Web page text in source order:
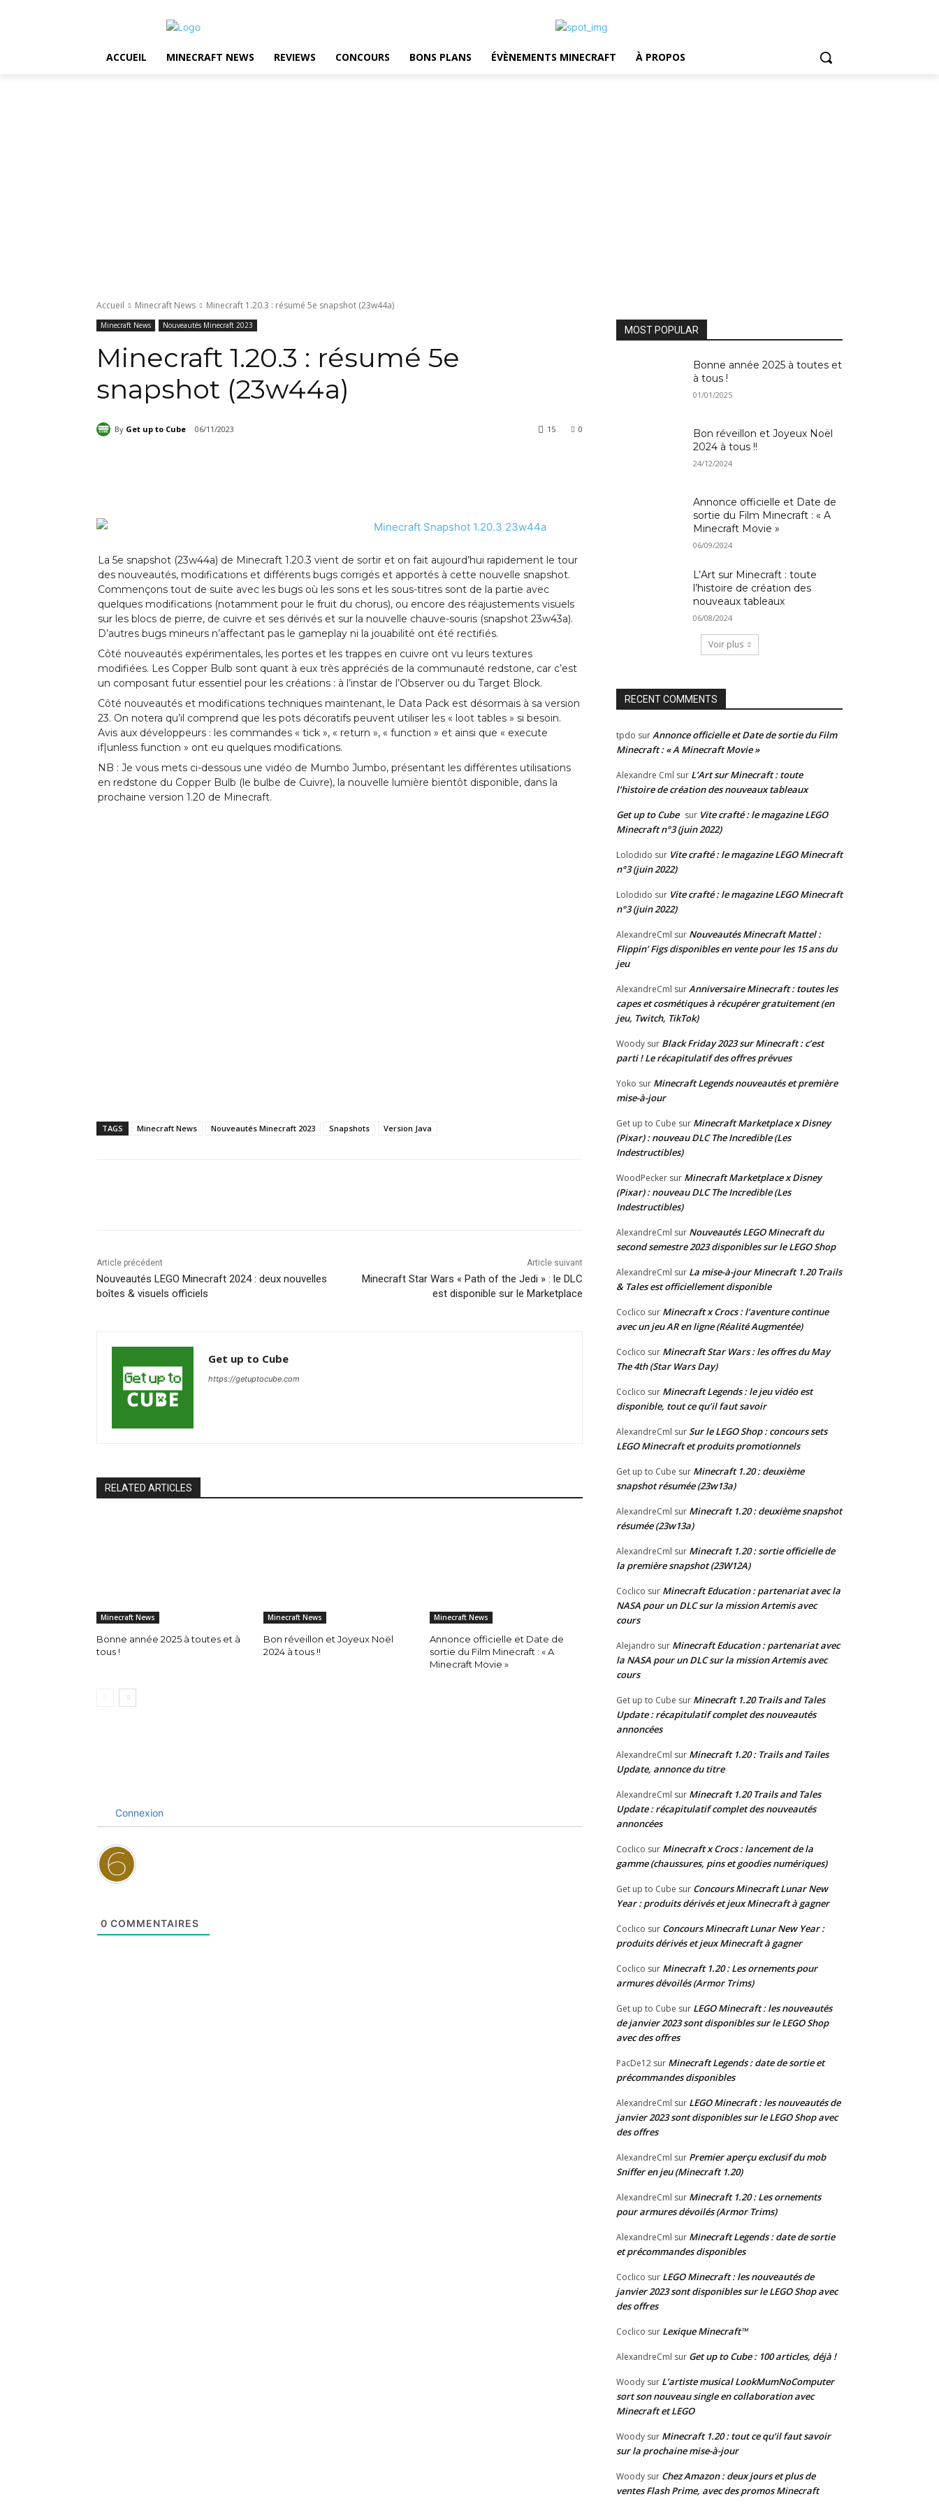
ACCUEIL MINECRAFT NEWS REVIEWS CONCOURS BONS PLANS ÉVÈNEMENTS MINECRAFT À PROPOS
Accueil Minecraft News Minecraft 1.20.3 : résumé 5e snapshot (23w44a)
Minecraft News Nouveautés Minecraft 2023
Minecraft 1.20.3 : résumé 5e
snapshot (23w44a)
By Get up to Cube 06/11/2023 0
15
La 5e snapshot (23w44a) de Minecraft 1.20.3 vient de sortir et on fait aujourd’hui rapidement le tour
des nouveautés, modifications et différents bugs corrigés et apportés à cette nouvelle snapshot.
Commençons tout de suite avec les bugs où les sons et les sous-titres sont de la partie avec
quelques modifications (notamment pour le fruit du chorus), ou encore des réajustements visuels
sur les blocs de pierre, de cuivre et ses dérivés et sur la nouvelle chauve-souris (snapshot 23w43a).
D’autres bugs mineurs n’affectant pas le gameplay ni la jouabilité ont été rectifiés.
Côté nouveautés expérimentales, les portes et les trappes en cuivre ont vu leurs textures
modifiées. Les Copper Bulb sont quant à eux très appréciés de la communauté redstone, car c’est
un composant futur essentiel pour les créations : à l’instar de l’Observer ou du Target Block.
Côté nouveautés et modifications techniques maintenant, le Data Pack est désormais à sa version
23. On notera qu’il comprend que les pots décoratifs peuvent utiliser les « loot tables » si besoin.
Avis aux développeurs : les commandes « tick », « return », « function » et ainsi que « execute
if|unless function » ont eu quelques modifications.
NB : Je vous mets ci-dessous une vidéo de Mumbo Jumbo, présentant les différentes utilisations
en redstone du Copper Bulb (le bulbe de Cuivre), la nouvelle lumière bientôt disponible, dans la
prochaine version 1.20 de Minecraft.
TAGS Minecraft News Nouveautés Minecraft 2023 Snapshots Version Java
Article précédent
Nouveautés LEGO Minecraft 2024 : deux nouvelles
boîtes & visuels officiels
Article suivant
Minecraft Star Wars « Path of the Jedi » : le DLC
est disponible sur le Marketplace
Get up to Cube
https://getuptocube.com
RELATED ARTICLES
Minecraft News
Bonne année 2025 à toutes et à
tous !
Minecraft News
Bon réveillon et Joyeux Noël
2024 à tous !!
Minecraft News
Annonce officielle et Date de
sortie du Film Minecraft : « A
Minecraft Movie »
Connexion
0 COMMENTAIRES
MOST POPULAR
Bonne année 2025 à toutes et
à tous !
01/01/2025
Bon réveillon et Joyeux Noël
2024 à tous !!
24/12/2024
Annonce officielle et Date de
sortie du Film Minecraft : « A
Minecraft Movie »
06/09/2024
L’Art sur Minecraft : toute
l’histoire de création des
nouveaux tableaux
06/08/2024
Voir plus
RECENT COMMENTS
tpdo surAnnonce officielle et Date de sortie du Film
Minecraft : « A Minecraft Movie »
Alexandre Cml sur L’Art sur Minecraft : toute
l’histoire de création des nouveaux tableaux
Get up to Cube sur Vite crafté : le magazine LEGO
Minecraft n°3 (juin 2022)
Lolodido sur Vite crafté : le magazine LEGO Minecraft
n°3 (juin 2022)
Lolodido sur Vite crafté : le magazine LEGO Minecraft
n°3 (juin 2022)
AlexandreCml sur Nouveautés Minecraft Mattel :
Flippin’ Figs disponibles en vente pour les 15 ans du
jeu
AlexandreCml surAnniversaire Minecraft : toutes les
capes et cosmétiques à récupérer gratuitement (en
jeu, Twitch, TikTok)
Woody sur Black Friday 2023 sur Minecraft : c’est
parti ! Le récapitulatif des offres prévues
Yoko sur Minecraft Legends nouveautés et première
mise-à-jour
Get up to Cube sur Minecraft Marketplace x Disney
(Pixar) : nouveau DLC The Incredible (Les
Indestructibles)
WoodPecker sur Minecraft Marketplace x Disney
(Pixar) : nouveau DLC The Incredible (Les
Indestructibles)
AlexandreCml sur Nouveautés LEGO Minecraft du
second semestre 2023 disponibles sur le LEGO Shop
AlexandreCml sur La mise-à-jour Minecraft 1.20 Trails
& Tales est officiellement disponible
Coclico sur Minecraft x Crocs : l’aventure continue
avec un jeu AR en ligne (Réalité Augmentée)
Coclico sur Minecraft Star Wars : les offres du May
The 4th (Star Wars Day)
Coclico sur Minecraft Legends : le jeu vidéo est
disponible, tout ce qu’il faut savoir
AlexandreCml surSur le LEGO Shop : concours sets
LEGO Minecraft et produits promotionnels
Get up to Cube sur Minecraft 1.20 : deuxième
snapshot résumée (23w13a)
AlexandreCml sur Minecraft 1.20 : deuxième snapshot
résumée (23w13a)
AlexandreCml sur Minecraft 1.20 : sortie officielle de
la première snapshot (23W12A)
Coclico sur Minecraft Education : partenariat avec la
NASA pour un DLC sur la mission Artemis avec
cours
Alejandro sur Minecraft Education : partenariat avec
la NASA pour un DLC sur la mission Artemis avec
cours
Get up to Cube sur Minecraft 1.20 Trails and Tales
Update : récapitulatif complet des nouveautés
annoncées
AlexandreCml sur Minecraft 1.20 : Trails and Tailes
Update, annonce du titre
AlexandreCml sur Minecraft 1.20 Trails and Tales
Update : récapitulatif complet des nouveautés
annoncées
Coclico sur Minecraft x Crocs : lancement de la
gamme (chaussures, pins et goodies numériques)
Get up to Cube sur Concours Minecraft Lunar New
Year : produits dérivés et jeux Minecraft à gagner
Coclico sur Concours Minecraft Lunar New Year :
produits dérivés et jeux Minecraft à gagner
Coclico sur Minecraft 1.20 : Les ornements pour
armures dévoilés (Armor Trims)
Get up to Cube sur LEGO Minecraft : les nouveautés
de janvier 2023 sont disponibles sur le LEGO Shop
avec des offres
PacDe12 sur Minecraft Legends : date de sortie et
précommandes disponibles
AlexandreCml sur LEGO Minecraft : les nouveautés de
janvier 2023 sont disponibles sur le LEGO Shop avec
des offres
AlexandreCml sur Premier aperçu exclusif du mob
Sniffer en jeu (Minecraft 1.20)
AlexandreCml sur Minecraft 1.20 : Les ornements
pour armures dévoilés (Armor Trims)
AlexandreCml sur Minecraft Legends : date de sortie
et précommandes disponibles
Coclico sur LEGO Minecraft : les nouveautés de
janvier 2023 sont disponibles sur le LEGO Shop avec
des offres
Coclico sur Lexique Minecraft™
AlexandreCml sur Get up to Cube : 100 articles, déjà !
Woody sur L’artiste musical LookMumNoComputer
sort son nouveau single en collaboration avec
Minecraft et LEGO
Woody sur Minecraft 1.20 : tout ce qu’il faut savoir
sur la prochaine mise-à-jour
Woody sur Chez Amazon : deux jours et plus de
ventes Flash Prime, avec des promos Minecraft